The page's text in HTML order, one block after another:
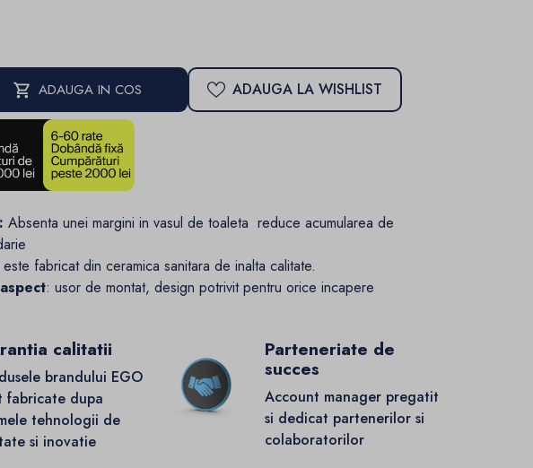
ADAUGA IN COS ADAUGA LA WISHLIST
Absenta unei margini in vasul de toaleta reduce acumularea de
fabricat din ceramica sanitara de inalta calitate.
: usor de montat, design potrivit pentru orice incapere
calitatii
brandului EGO
fabricate dupa
tehnologii de
si inovatie
Parteneriate de
succes
Account manager pregatit
si dedicat partenerilor si
colaboratorilor